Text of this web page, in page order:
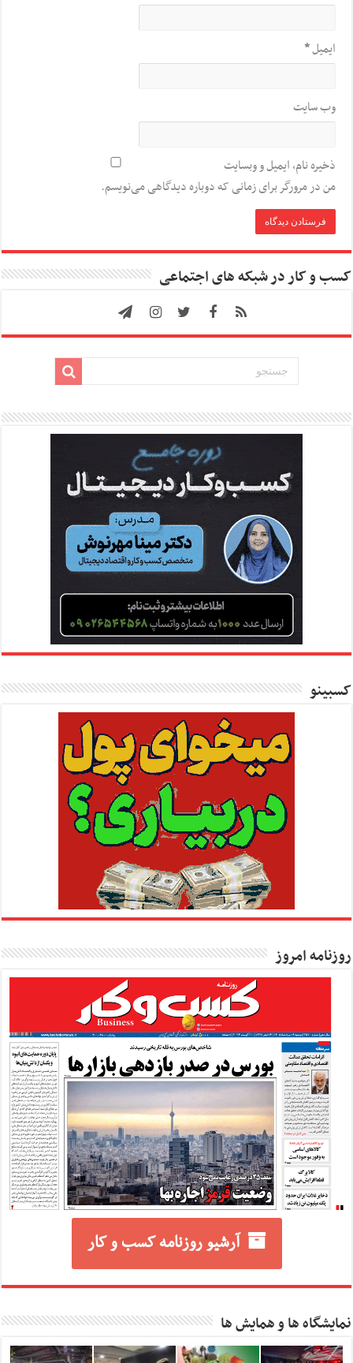
ایمیل*
وب‌ سایت
ذخیره نام، ایمیل و وبسایت
من در مرورگر برای زمانی که دوباره دیدگاهی می‌نویسم.
کسب و کار در شبکه های اجتماعی
کسبینو
روزنامه امروز
آرشیو روزنامه کسب و کار
نمایشگاه ها و همایش ها